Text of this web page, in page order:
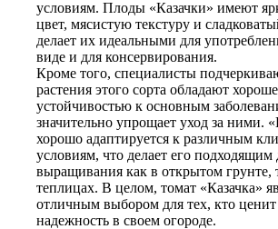
условиям. Плоды «Казачки» имеют
цвет, мясистую текстуру и
делает их идеальными для
виде и для консервирования.
Кроме того, специалисты
растения этого сорта обладают
устойчивостью к основным
значительно упрощает уход за ними.
хорошо адаптируется к различным
условиям, что делает его подходящим
выращивания как в открытом грунте,
теплицах. В целом, томат «Казачка»
отличным выбором для тех, кто ценит
надежность в своем огороде.